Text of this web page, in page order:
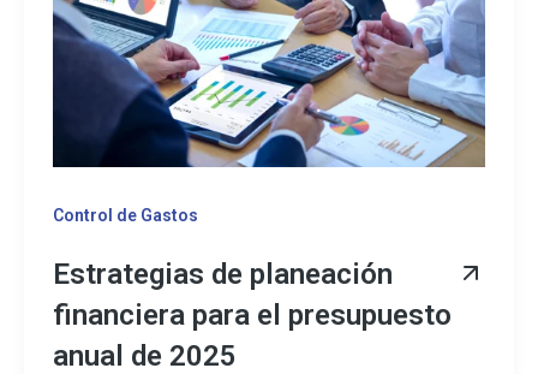
Control de Gastos
Estrategias de planeación
financiera para el presupuesto
anual de 2025